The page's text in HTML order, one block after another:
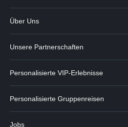
z
g
e
Über Uns
Unsere Partnerschaften
Personalisierte VIP-Erlebnisse
Personalisierte Gruppenreisen
Jobs